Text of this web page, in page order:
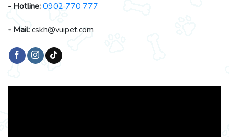
- Hotline:0902 770 777
- Mail:cskh@vuipet.com